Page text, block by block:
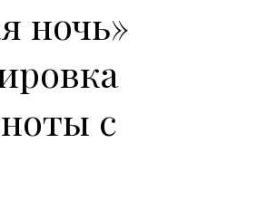
ночь»
с